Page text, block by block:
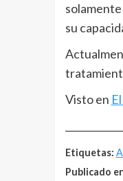
su
Visto en
Etiquetas:
Publicado